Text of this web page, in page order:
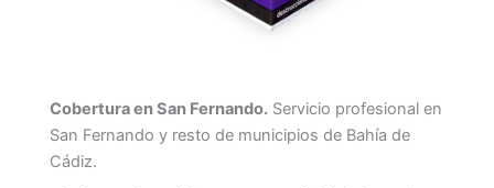
Cobertura en San Fernando. Servicio profesional en
San Fernando y resto de municipios de Bahía de
Cádiz.